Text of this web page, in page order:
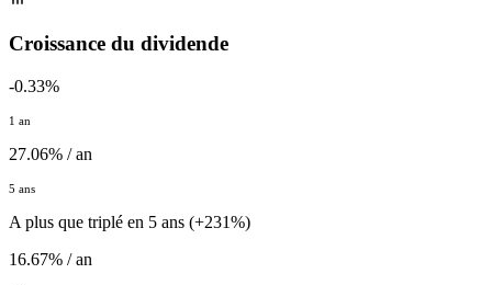
Croissance du dividende
-0.33%
1 an
27.06% / an
5 ans
A plus que triplé en 5 ans (+231%)
16.67% / an